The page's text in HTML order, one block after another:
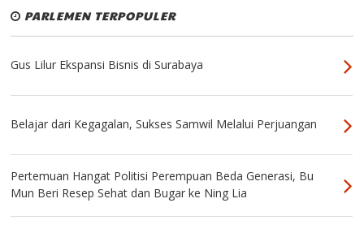
PARLEMEN TERPOPULER
Gus Lilur Ekspansi Bisnis di Surabaya
Belajar dari Kegagalan, Sukses Samwil Melalui Perjuangan
Pertemuan Hangat Politisi Perempuan Beda Generasi, Bu
Mun Beri Resep Sehat dan Bugar ke Ning Lia